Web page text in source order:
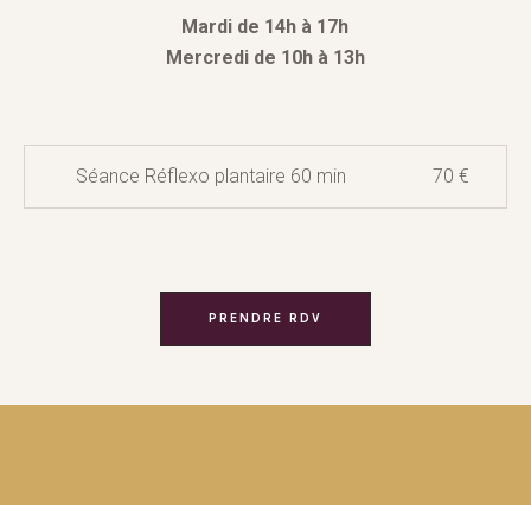
Mardi de 14h à 17h
Mercredi de 10h à 13h
Séance Réflexo plantaire 60 min 70 €
PRENDRE RDV